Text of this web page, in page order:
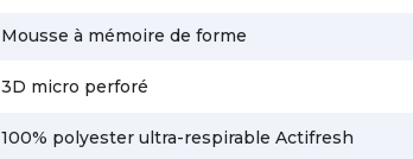
Mousse à mémoire de forme
3D micro perforé
100% polyester ultra-respirable Actifresh